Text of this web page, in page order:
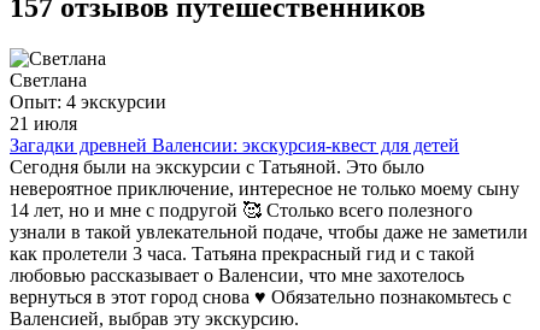
157 отзывов путешественников
Светлана
Опыт: 4 экскурсии
21 июля
Загадки древней Валенсии: экскурсия-квест для детей
Сегодня были на экскурсии с Татьяной. Это было
невероятное приключение, интересное не только моему сыну
14 лет, но и мне с подругой 🥰 Столько всего полезного
узнали в такой увлекательной подаче, чтобы даже не заметили
как пролетели 3 часа. Татьяна прекрасный гид и с такой
любовью рассказывает о Валенсии, что мне захотелось
вернуться в этот город снова ♥️ Обязательно познакомьтесь с
Валенсией, выбрав эту экскурсию.